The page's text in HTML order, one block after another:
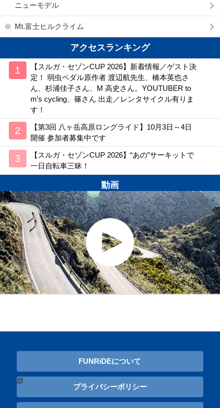
ニューモデル
Mt.富士ヒルクライム
アクセスランキング
【スルガ・セゾンCUP 2026】新着情報／ゲスト決
定！ 弱虫ペダル原作者 渡辺航先生、橋本英也さ
ん、杉浦佳子さん、M 高史さん。YOUTUBER to
m’s cycling、篠さん 出走／レンタサイクル有りま
す！
【第3回 八ヶ岳高原ロングライド】10月3日～4日
開催 参加者募集中です
【スルガ・セゾンCUP 2026】“あの”サーキットで
一日自転車三昧！
動画
FUNRiDEについて
プライバシーポリシー